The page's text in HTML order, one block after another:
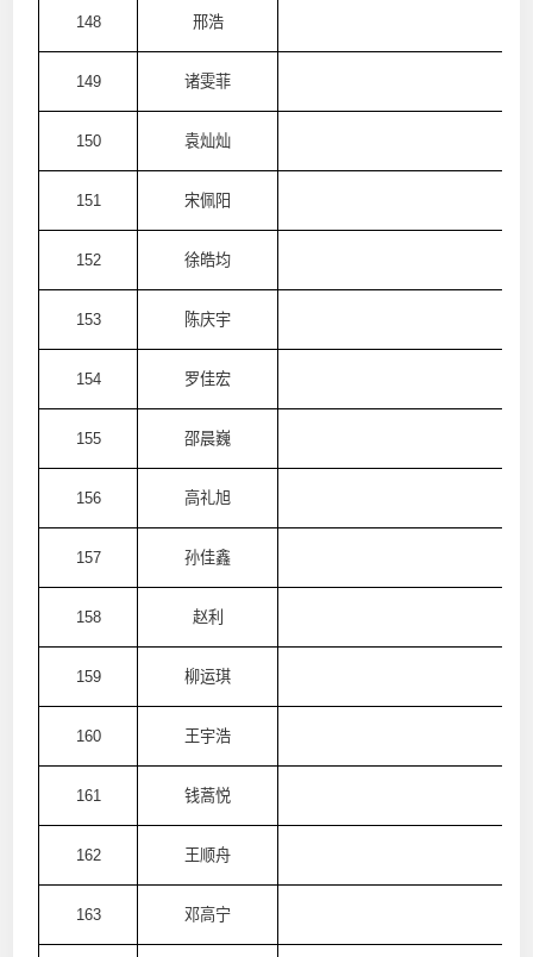
148 邢浩
149 诸雯菲
150 袁灿灿
151 宋佩阳
152 徐皓均
153 陈庆宇
154 罗佳宏
155 邵晨巍
156 高礼旭
157 孙佳鑫
158 赵利
159 柳运琪
160 王宇浩
161 钱蒿悦
162 王顺舟
163 邓高宁